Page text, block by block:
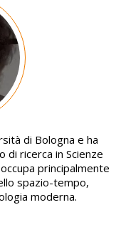
di Bologna e ha
ricerca in Scienze
principalmente
spazio-tempo,
moderna.